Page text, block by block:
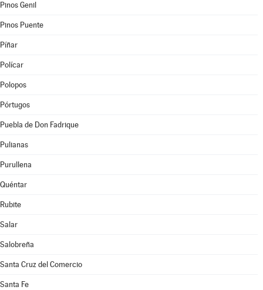
Pinos Genil
Pinos Puente
Píñar
Polícar
Polopos
Pórtugos
Puebla de Don Fadrique
Pulianas
Purullena
Quéntar
Rubite
Salar
Salobreña
Santa Cruz del Comercio
Santa Fe